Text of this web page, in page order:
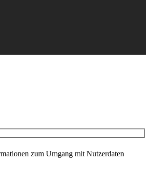
zum Umgang mit Nutzerdaten